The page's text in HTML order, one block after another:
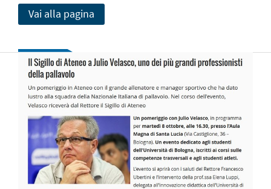
Vai alla pagina